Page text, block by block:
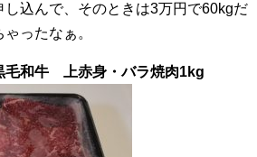
込んで、そのときは3万円で60kgだ
ったなぁ。
毛和牛 上赤身・バラ焼肉1kg